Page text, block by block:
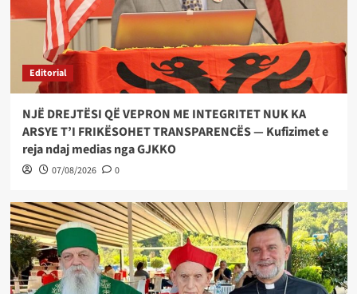
Editorial
NJË DREJTËSI QË VEPRON ME INTEGRITET NUK KA
ARSYE T’I FRIKËSOHET TRANSPARENCËS — Kufizimet e
reja ndaj medias nga GJKKO
07/08/2026 0